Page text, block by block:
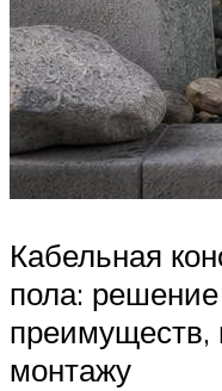
Кабельная
пола:
преимуществ,
монтажу